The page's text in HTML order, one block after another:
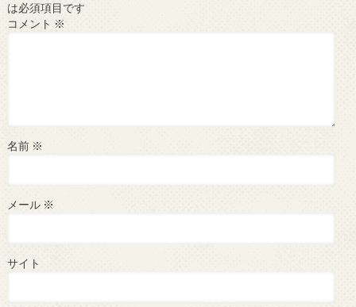
は必須項目です
コメント ※
名前 ※
メール ※
サイト